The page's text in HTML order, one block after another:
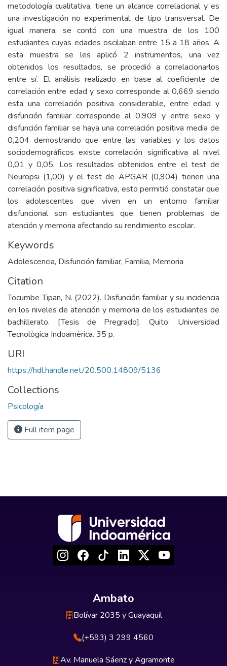
metodología cualitativa, tiene un alcance correlacional y es
una investigación no experimental, de tipo transversal. De
igual manera, se contó con una muestra de los 100
estudiantes cuyas edades oscilaban entre 15 a 18 años. A
esta muestra se les aplicó 2 instrumentos, una vez
obtenidos los resultados, se procedió a correlacionarlos
entre sí. El análisis realizado en base al coeficiente de
correlación entre edad y sexo corresponde al 0,669 siendo
esta una correlación positiva considerable, entre edad y
disfunción familiar corresponde al 0,909 y entre sexo y
disfunción familiar se haya una correlación positiva media de
0,204 demostrando que entre las variables y los datos
sociodemográficos existe correlación significativa al nivel
0,01 y 0,05. Los resultados obtenidos entre el test de
Neuropsi (1,00) y el test de APGAR (0,904) tienen una
correlación positiva significativa, esto permitió constatar que
los adolescentes que viven en un entorno familiar
disfuncional son estudiantes que tienen problemas de
atención y memoria afectando su rendimiento escolar.
Keywords
Adolescencia, Disfunción familiar, Familia, Memoria
Citation
Tocumbe Tipan, N. (2022). Disfunción familiar y su incidencia
en los niveles de atención y memoria de los estudiantes de
bachillerato. [Tesis de Pregrado]. Quito: Universidad
Tecnològica Indoamèrica. 35 p.
URI
https://hdl.handle.net/20.500.14809/5136
Collections
Psicología
Full item page
Ambato
Bolívar 2035 y Guayaquil
(+593) 3 299 4560
Av. Manuela Sáenz y Agramonte